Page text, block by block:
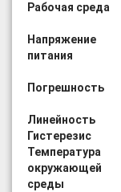
Рабочая среда
Напряжение
питания
Погрешность
Линейность
Гистерезис
Температура
окружающей
среды